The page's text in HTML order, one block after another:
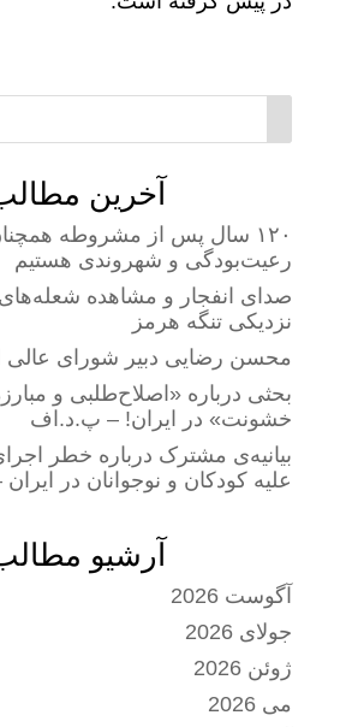
آخرین
۱۲۰ سال پس از مشروطه
رعیت‌بودگی و شهروندی هستیم
صدای انفجار و مشاهده
نزدیکی تنگه هرمز
محسن رضایی دبیر شورای عالی
بحثی درباره «اصلاح‌طلبی و
خشونت» در ایران! – پ.د.اف
بیانیه‌ی مشترک درباره خطر
علیه کودکان و نوجوانان در
آرشیو
آگوست 2026
جولای 2026
ژوئن 2026
می 2026